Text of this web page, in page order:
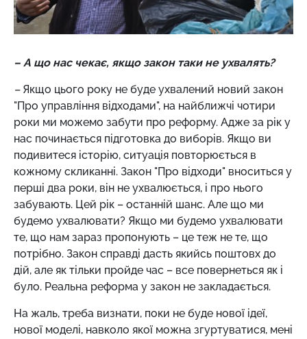
– А що нас чекає, якщо закон таки не ухвалять?
– Якщо цього року не буде ухвалений новий закон
"Про управління відходами", на найближчі чотири
роки ми можемо забути про реформу. Адже за рік у
нас починається підготовка до виборів. Якщо ви
подивитеся історію, ситуація повторюється в
кожному скликанні. Закон "Про відходи" вноситься у
перші два роки, він не ухвалюється, і про нього
забувають. Цей рік – останній шанс. Але що ми
будемо ухвалювати? Якщо ми будемо ухвалювати
те, що нам зараз пропонують – це теж не те, що
потрібно. Закон справді дасть якийсь поштовх до
дій, але як тільки пройде час – все повернеться як і
було. Реальна реформа у закон не закладається.
На жаль, треба визнати, поки не буде нової ідеї,
нової моделі, навколо якої можна згуртуватися, мені